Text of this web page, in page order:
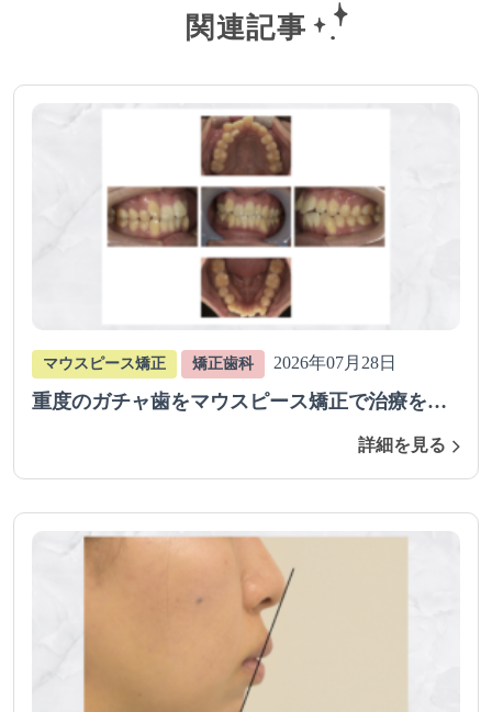
関連記事
マウスピース矯正 矯正歯科 2026年07月28日
重度のガチャ歯をマウスピース矯正で治療を行
詳細を見る